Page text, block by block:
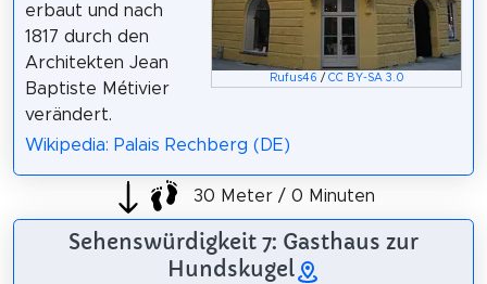
Rufus46 / CC BY-SA 3.0
erbaut und nach
1817 durch den
Architekten Jean
Baptiste Métivier
verändert.
Wikipedia: Palais Rechberg (DE)
30 Meter / 0 Minuten
Sehenswürdigkeit 7: Gasthaus zur
Hundskugel